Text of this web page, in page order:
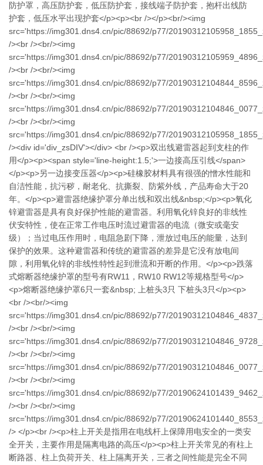
防护罩，高压防护套，低压防护套，接线端子防护套，抱杆出线防
护套，低压水平出现护套</p><p><br /></p><br/><img
src='https://img301.dns4.cn/pic/88692/p77/
/><br /><br/><img
src='https://img301.dns4.cn/pic/88692/p77/
/><br /><br/><img
src='https://img301.dns4.cn/pic/88692/p77/
/><br /><br/><img
src='https://img301.dns4.cn/pic/88692/p77/
/><br /><br/><img
src='https://img301.dns4.cn/pic/88692/p77/
/><div id='div_zsDIV'></div> <br /><p>双出线避雷器起到支柱的作
用</p><p><span style='line-height:1.5;'>一边接高压引线</span>
</p><p>另一边接变压器</p><p>硅橡胶材料具有很强的憎水性能和
自洁性能，抗污秽，耐老化、抗撕裂、防紫外线，产品寿命大于20
年。</p><p>避雷器绝缘护罩分单出线和双出线&nbsp;</p><p>氧化
锌避雷器是具有良好保护性能的避雷器。利用氧化锌良好的非线性
伏安特性，使在正常工作电压时流过避雷器的电流（微安或毫安
级）；当过电压作用时，电阻急剧下降，泄放过电压的能量，达到
保护的效果。这种避雷器和传统的避雷器的差异是它没有放电间
隙，利用氧化锌的非线性特性起到泄流和开断的作用。</p><p>跌落
式熔断器绝缘护罩的型号有RW11，RW10 RW12等规格型号</p>
<p>熔断器绝缘护罩6只一套&nbsp; 上桩头3只 下桩头3只</p><p>
<br /><br/><img
src='https://img301.dns4.cn/pic/88692/p77/
/><br /><br/><img
src='https://img301.dns4.cn/pic/88692/p77/
/><br /><br/><img
src='https://img301.dns4.cn/pic/88692/p77/
/><br /><br/><img
src='https://img301.dns4.cn/pic/88692/p77/
/><br /><br/><img
src='https://img301.dns4.cn/pic/88692/p77/
/> </p><br /><p>柱上开关是指用在电线杆上保障用电安全的一类安
全开关，主要作用是隔离电路的高压</p><p>柱上开关常见的有柱上
断路器、柱上负荷开关、柱上隔离开关，三者之间性能是完全不同